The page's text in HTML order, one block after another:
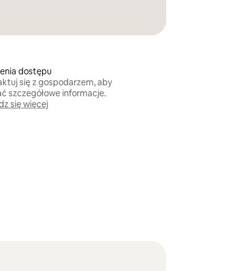
dostępu
się z gospodarzem, aby
szczegółowe informacje.
się więcej